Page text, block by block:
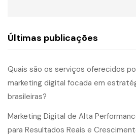
Últimas publicações
Quais são os serviços oferecidos
marketing digital focada em
brasileiras?
Marketing Digital de Alta
para Resultados Reais e